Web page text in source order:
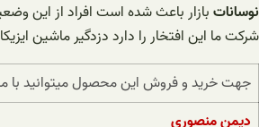
نوساناتبازار باعث شده است افراد از این
شرکت ما این افتخار را دارد دزدگیر ماشین
جهت خرید و فروش این محصول میتوانید با ما
دیمن منصوری